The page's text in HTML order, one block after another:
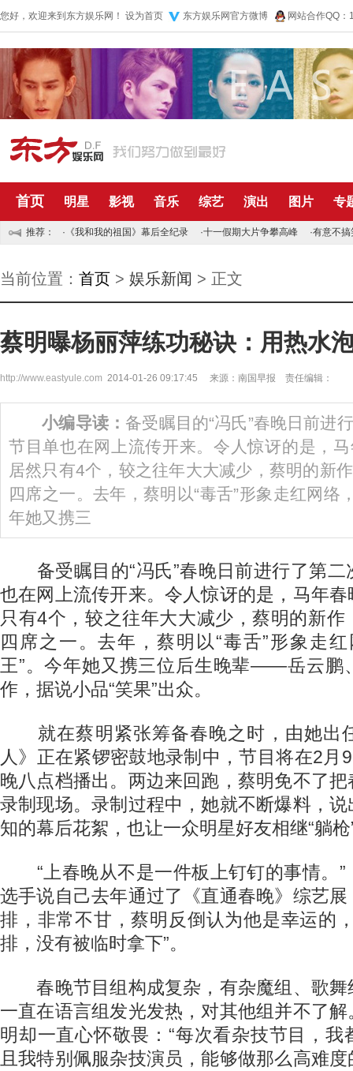
您好，欢迎来到东方娱乐网！ 设为首页 东方娱乐网官方微博 网站合作QQ
首页 明星 影视 音乐 综艺 演出 图片 专
推荐： · 《我和我的祖国》幕后全纪录 ·十一假期大片争攀高峰 ·有意不搞
当前位置： 首页 > 娱乐新闻 > 正文
蔡明曝杨丽萍练功秘诀：用热水
http://www.eastyule.com 2014-01-26 09:17:45 来源：南国早报 责任编辑：
小编导读： 备受瞩目的“冯氏”春晚日前进
节目单也在网上流传开来。令人惊讶的是，
居然只有4个，较之往年大大减少，蔡明的新
四席之一。去年，蔡明以“毒舌”形象走红网络
年她又携三
备受瞩目的“冯氏”春晚日前进行了第二
也在网上流传开来。令人惊讶的是，马年
只有4个，较之往年大大减少，蔡明的新
四席之一。去年，蔡明以“毒舌”形象走
王”。今年她又携三位后生晚辈——岳云鹏
作，据说小品“笑果”出众。
就在蔡明紧张筹备春晚之时，由她出
人》正在紧锣密鼓地录制中，节目将在2月
晚八点档播出。两边来回跑，蔡明免不了
录制现场。录制过程中，她就不断爆料，
知的幕后花絮，也让一众明星好友相继“躺枪
“上春晚从不是一件板上钉钉的事情。”
选手说自己去年通过了《直通春晚》综艺
排，非常不甘，蔡明反倒认为他是幸运的
排，没有被临时拿下”。
春晚节目组构成复杂，有杂魔组、歌舞
一直在语言组发光发热，对其他组并不了
明却一直心怀敬畏：“每次看杂技节目，我
且我特别佩服杂技演员，能够做那么高难